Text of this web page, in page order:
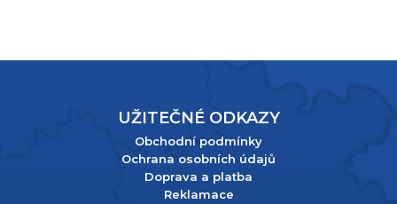
UŽITEČNÉ ODKAZY
Obchodní podmínky
Ochrana osobních údajů
Doprava a platba
Reklamace